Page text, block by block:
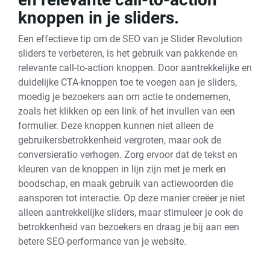
knoppen in je sliders.
Een effectieve tip om de SEO van je Slider Revolution
sliders te verbeteren, is het gebruik van pakkende en
relevante call-to-action knoppen. Door aantrekkelijke en
duidelijke CTA-knoppen toe te voegen aan je sliders,
moedig je bezoekers aan om actie te ondernemen,
zoals het klikken op een link of het invullen van een
formulier. Deze knoppen kunnen niet alleen de
gebruikersbetrokkenheid vergroten, maar ook de
conversieratio verhogen. Zorg ervoor dat de tekst en
kleuren van de knoppen in lijn zijn met je merk en
boodschap, en maak gebruik van actiewoorden die
aansporen tot interactie. Op deze manier creëer je niet
alleen aantrekkelijke sliders, maar stimuleer je ook de
betrokkenheid van bezoekers en draag je bij aan een
betere SEO-performance van je website.